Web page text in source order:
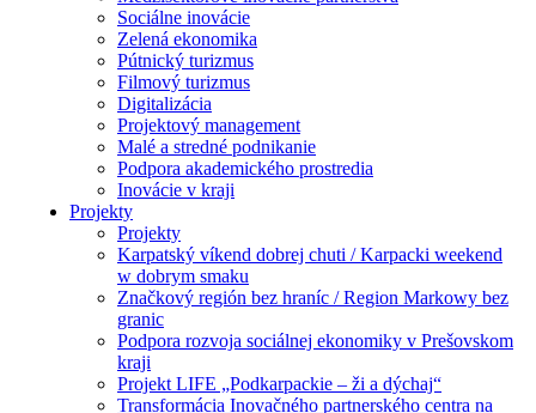
Sociálne inovácie
Zelená ekonomika
Pútnický turizmus
Filmový turizmus
Digitalizácia
Projektový management
Malé a stredné podnikanie
Podpora akademického prostredia
Inovácie v kraji
Projekty
Projekty
Karpatský víkend dobrej chuti / Karpacki weekend
w dobrym smaku
Značkový región bez hraníc / Region Markowy bez
granic
Podpora rozvoja sociálnej ekonomiky v Prešovskom
kraji
Projekt LIFE „Podkarpackie – ži a dýchaj“
Transformácia Inovačného partnerského centra na